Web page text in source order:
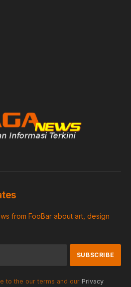
from FooBar about art, design
to the our terms and our Privacy